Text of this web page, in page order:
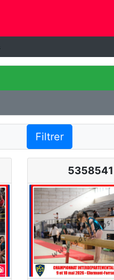
Filtrer
5358541